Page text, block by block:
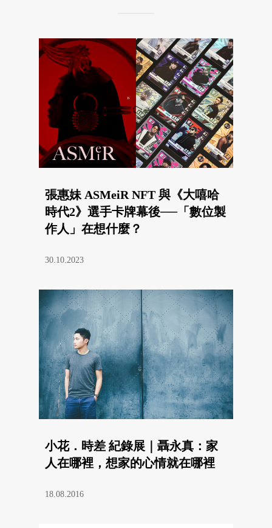
張惠妹 ASMeiR NFT 與《大嘻哈
時代2》選手卡牌幕後──「數位製
作人」在想什麼？
30.10.2023
小花．時差 紀錄展｜聶永真：家
人在哪裡，想家的心情就在哪裡
18.08.2016